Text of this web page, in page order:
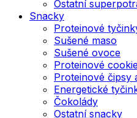
Ostatní
Snacky
Proteinové
Sušené maso
Sušené ovoce
Proteinové
Proteinové čipsy
Energetické
Čokolády
Ostatní snacky